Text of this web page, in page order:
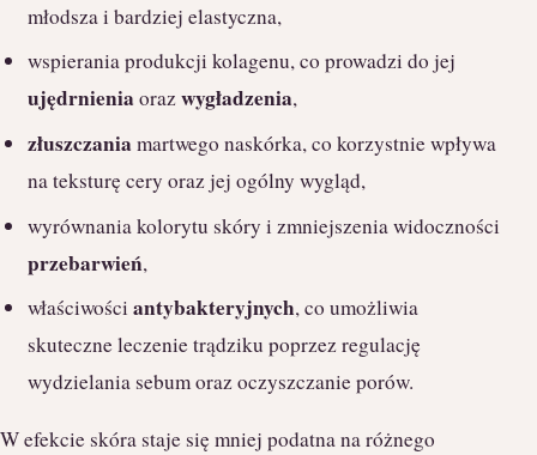
młodsza i bardziej elastyczna,
wspierania produkcji kolagenu, co prowadzi do jej
ujędrnienia orazwygładzenia,
złuszczania martwego naskórka, co korzystnie wpływa
na teksturę cery oraz jej ogólny wygląd,
wyrównania kolorytu skóry i zmniejszenia widoczności
przebarwień,
właściwościantybakteryjnych, co umożliwia
skuteczne leczenie trądziku poprzez regulację
wydzielania sebum oraz oczyszczanie porów.
W efekcie skóra staje się mniej podatna na różnego